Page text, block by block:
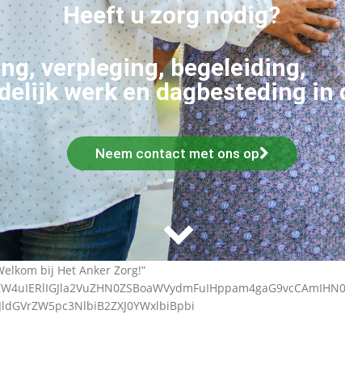
Heeft u zorg nodig?
verpleging, begeleiding,
werk en dagbesteding in
Neem contact met ons op
bij Het Anker Zorg!”